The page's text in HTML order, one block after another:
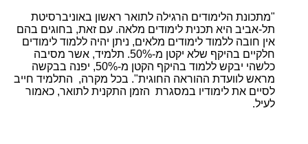
"מתכונת הלימודים הרגילה לתואר ראשון באוניברסיטת
תל-אביב היא תכנית לימודים מלאה. עם זאת, בחוגים בהם
אין חובה ללמוד לימודים מלאים, ניתן יהיה ללמוד לימודים
חלקיים בהיקף שלא יקטן מ-50%. תלמיד, אשר מסיבה
כלשהי יבקש ללמוד בהיקף הקטן מ-50%, יפנה בבקשה
מראש לוועדת ההוראה החוגית". בכל מקרה, התלמיד חייב
לסיים את לימודיו במסגרת הזמן התקנית לתואר, כאמור
לעיל.